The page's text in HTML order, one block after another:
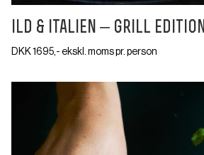
ild & italien – grill edition
DKK 1695,- ekskl. moms pr. person